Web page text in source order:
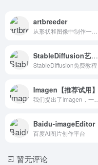
artbreeder
StableDiffusion艺术社区
StableDiffusion免费教程
Imagen【推荐试用】
Baidu-imageEditor
百度AI图片创作平台
暂无评论